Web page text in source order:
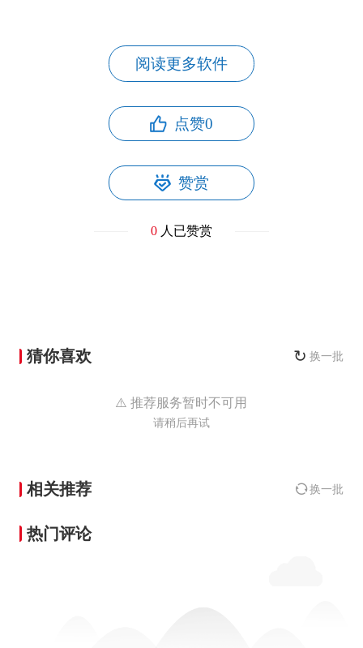
阅读更多软件
点赞0
赞赏
0人已赞赏
猜你喜欢 ↻ 换一批
⚠️ 推荐服务暂时不可用
请稍后再试
相关推荐 换一批
热门评论